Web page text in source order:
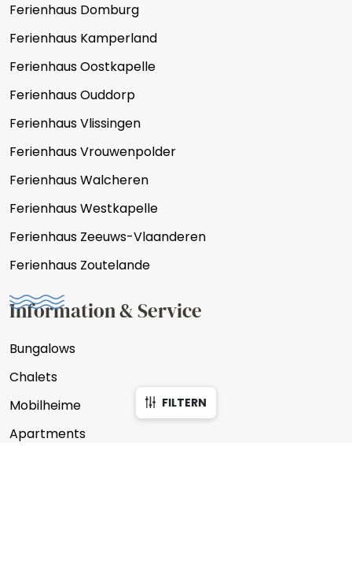
FILTERN
Ferienhaus Domburg
Ferienhaus Kamperland
Ferienhaus Oostkapelle
Ferienhaus Ouddorp
Ferienhaus Vlissingen
Ferienhaus Vrouwenpolder
Ferienhaus Walcheren
Ferienhaus Westkapelle
Ferienhaus Zeeuws-Vlaanderen
Ferienhaus Zoutelande
Information & Service
Bungalows
Chalets
Mobilheime
Apartments